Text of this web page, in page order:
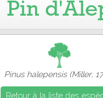
Pin
Pinus halepensis (Miller,
Retour à la liste des